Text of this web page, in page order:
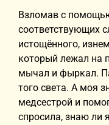
Взломав с
соответствующих
истощённого,
который лежал на
мычал и фыркал.
того света. А моя
медсестрой и
спросила, знаю ли